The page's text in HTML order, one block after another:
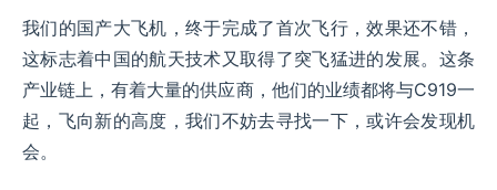
我们的国产大飞机，终于完成了首次飞行，效果还不错，
这标志着中国的航天技术又取得了突飞猛进的发展。这条
产业链上，有着大量的供应商，他们的业绩都将与C919一
起，飞向新的高度，我们不妨去寻找一下，或许会发现机
会。